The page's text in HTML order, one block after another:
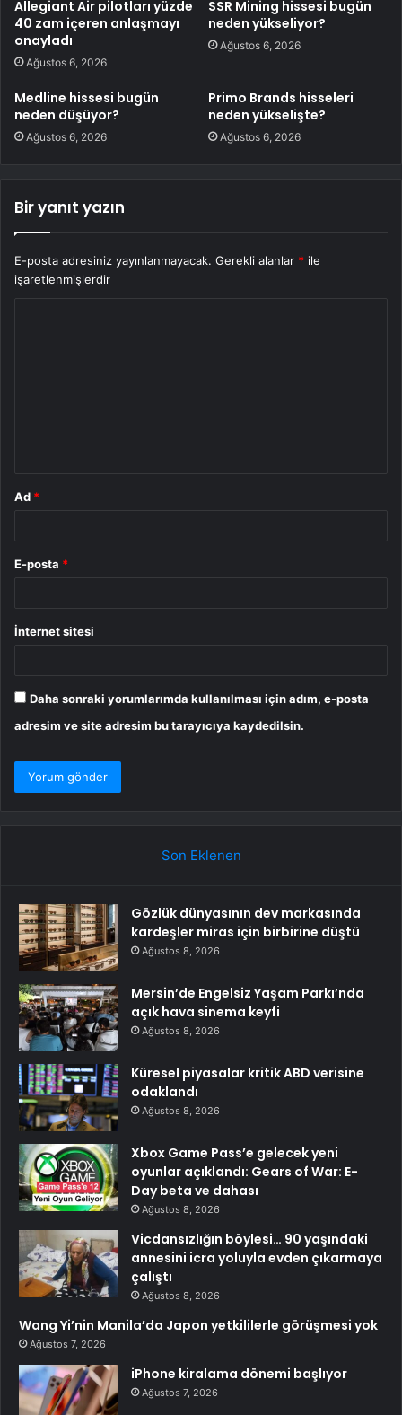
Allegiant Air pilotları yüzde
40 zam içeren anlaşmayı
onayladı
Ağustos 6, 2026
SSR Mining hissesi bugün
neden yükseliyor?
Ağustos 6, 2026
Medline hissesi bugün
neden düşüyor?
Ağustos 6, 2026
Primo Brands hisseleri
neden yükselişte?
Ağustos 6, 2026
Bir yanıt yazın
E-posta adresiniz yayınlanmayacak. Gerekli alanlar * ile
işaretlenmişlerdir
Ad *
E-posta *
İnternet sitesi
Daha sonraki yorumlarımda kullanılması için adım, e-posta
adresim ve site adresim bu tarayıcıya kaydedilsin.
Son Eklenen
Gözlük dünyasının dev markasında
kardeşler miras için birbirine düştü
Ağustos 8, 2026
Mersin’de Engelsiz Yaşam Parkı’nda
açık hava sinema keyfi
Ağustos 8, 2026
Küresel piyasalar kritik ABD verisine
odaklandı
Ağustos 8, 2026
Xbox Game Pass’e gelecek yeni
oyunlar açıklandı: Gears of War: E-
Day beta ve dahası
Ağustos 8, 2026
Vicdansızlığın böylesi… 90 yaşındaki
annesini icra yoluyla evden çıkarmaya
çalıştı
Ağustos 8, 2026
Wang Yi’nin Manila’da Japon yetkililerle görüşmesi yok
Ağustos 7, 2026
iPhone kiralama dönemi başlıyor
Ağustos 7, 2026